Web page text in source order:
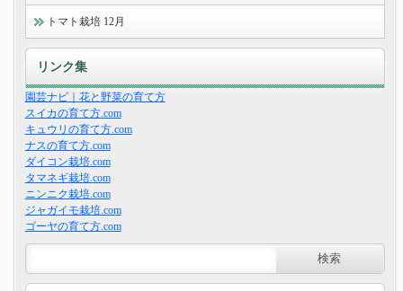
トマト栽培 12月
リンク集
園芸ナビ｜花と野菜の育て方
スイカの育て方.com
キュウリの育て方.com
ナスの育て方.com
ダイコン栽培.com
タマネギ栽培.com
ニンニク栽培.com
ジャガイモ栽培.com
ゴーヤの育て方.com